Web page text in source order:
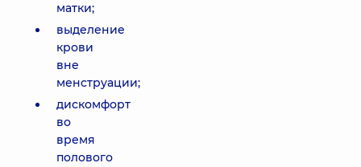
матки;
выделение
крови
вне
менструации;
дискомфорт
во
время
полового